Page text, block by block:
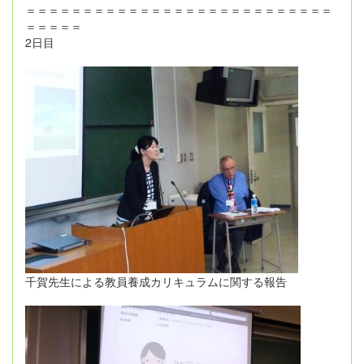
＝＝＝＝＝＝＝＝＝＝＝＝＝＝＝＝＝＝＝＝＝＝＝＝＝＝＝
＝＝＝＝＝
2日目
千賀先生による教員養成カリキュラムに関する報告